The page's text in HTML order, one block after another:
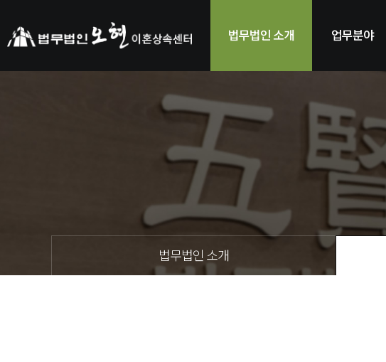
법무법인 소개 업무분야
법무법인 소개